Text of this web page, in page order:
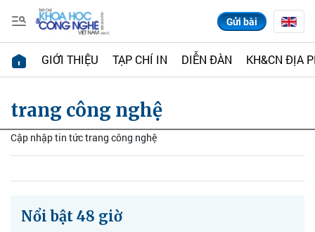
Gửi bài
GIỚI THIỆU TẠP CHÍ IN DIỄN ĐÀN KH&CN ĐỊA
trang công nghệ
Cập nhập tin tức trang công nghệ
Nổi bật 48 giờ